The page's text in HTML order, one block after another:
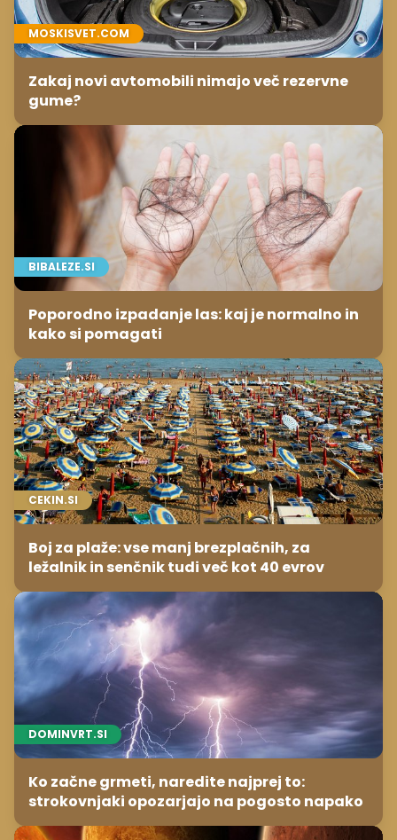
MOSKISVET.COM
Zakaj novi avtomobili nimajo več rezervne
gume?
BIBALEZE.SI
Poporodno izpadanje las: kaj je normalno in
kako si pomagati
CEKIN.SI
Boj za plaže: vse manj brezplačnih, za
ležalnik in senčnik tudi več kot 40 evrov
DOMINVRT.SI
Ko začne grmeti, naredite najprej to:
strokovnjaki opozarjajo na pogosto napako